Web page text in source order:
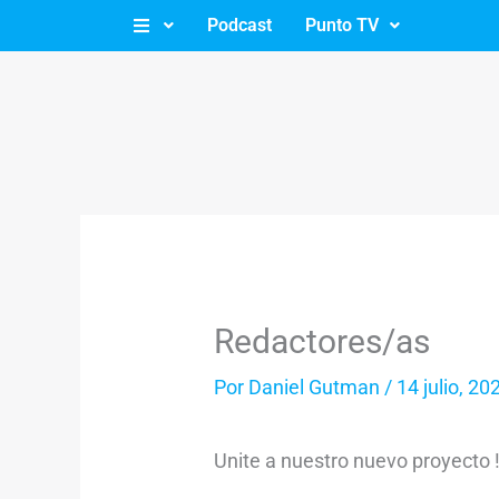
al
Podcast Punto TV
Redactores/as
Por Daniel Gutman / 14 julio,
Unite a nuestro nuevo proyecto